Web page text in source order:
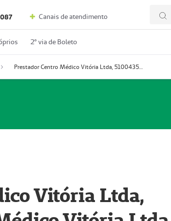
Canais de atendimento
2º via de Boleto
Prestador Centro Médico Vitória Ltda, 51004350-4: Centro Médico Vitória Ltda (Nome Fantasia: Policlínica Master)
Vitória Ltda,